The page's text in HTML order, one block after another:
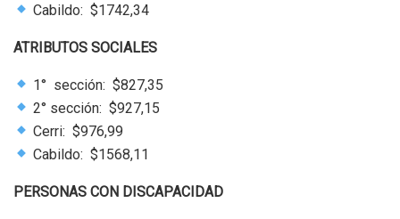
Cabildo: $1742,34
ATRIBUTOS SOCIALES
1° sección: $827,35
2° sección: $927,15
Cerri: $976,99
Cabildo: $1568,11
PERSONAS CON DISCAPACIDAD